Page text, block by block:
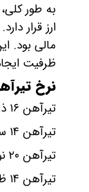
به طور
ارز قرار
مالی بود.
ظرفیت
نرخ
تیرآهن ۱۶ ذوب‌آهن اصفهان با ۴۰۰۰ تومان رشد بها در کانال ۹۲ هزار و ۶۶۱ تومان معامله می‌‌شود.
تیرآهن ۱۴ سنگین فایکو نیز با ۲۰۰۰ تومان افزایش ارزش با قیمت ۷۳ هزار و ۸۵۳ تومان در حال خرید و فروش است.
تیرآهن ۲۰ نورد فولاد یزد در مبادی ورودی ۷۷ هزار و ۶۴ تومان قرار دارد.
تیرآهن ۱۴ ظفر بناب هم با ۱۰۰۰ تومان افزایش نرخ با قیمت ۶۴ هزار و ۴۰۴ تومان به فروش می‌رود.